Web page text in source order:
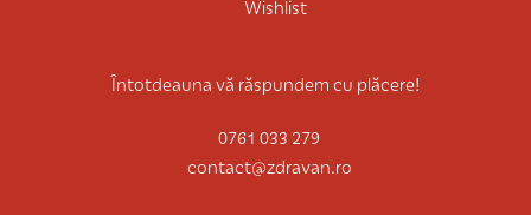
Wishlist
Întotdeauna vă răspundem cu plăcere!
0761 033 279
contact@zdravan.ro